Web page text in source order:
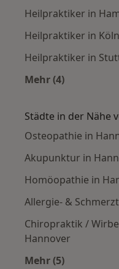
Heilpraktiker in
Heilpraktiker in Köln
Heilpraktiker in
Mehr (4)
Städte in der Nähe
Osteopathie in
Akupunktur in
Homöopathie in
Allergie- &
Chiropraktik /
Hannover
Mehr (5)